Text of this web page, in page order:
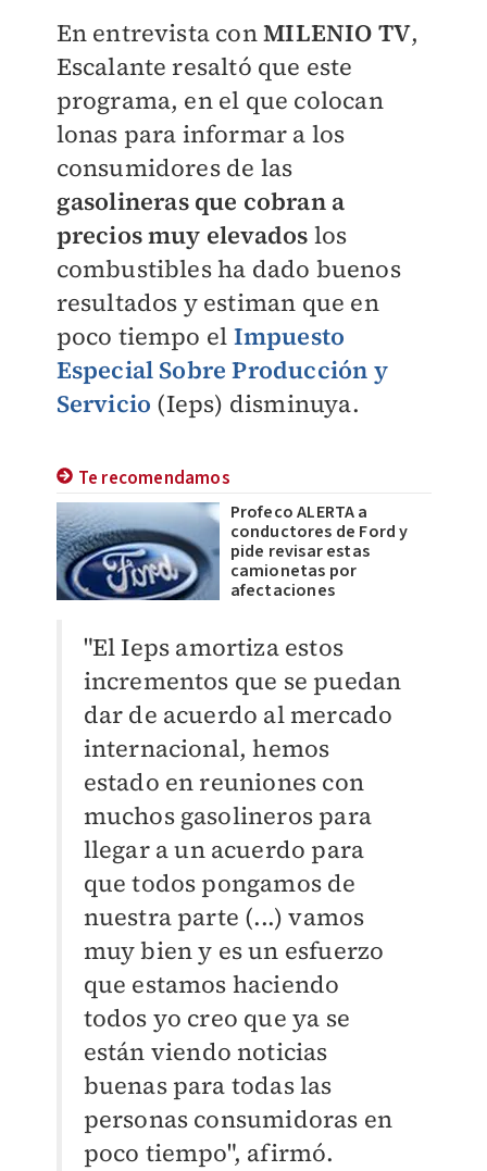
En entrevista conMILENIO TV,
Escalante resaltó que este
programa, en el que colocan
lonas para informar a los
consumidores de las
gasolineras que cobran a
precios muy elevados los
combustibles ha dado buenos
resultados y estiman que en
poco tiempo el Impuesto
Especial Sobre Producción y
Servicio (Ieps) disminuya.
Te recomendamos
Profeco ALERTA a
conductores de Ford y
pide revisar estas
camionetas por
afectaciones
"El Ieps amortiza estos
incrementos que se puedan
dar de acuerdo al mercado
internacional, hemos
estado en reuniones con
muchos gasolineros para
llegar a un acuerdo para
que todos pongamos de
nuestra parte (...) vamos
muy bien y es un esfuerzo
que estamos haciendo
todos yo creo que ya se
están viendo noticias
buenas para todas las
personas consumidoras en
poco tiempo", afirmó.